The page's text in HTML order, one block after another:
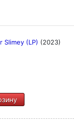
Slimey (LP) (2023)